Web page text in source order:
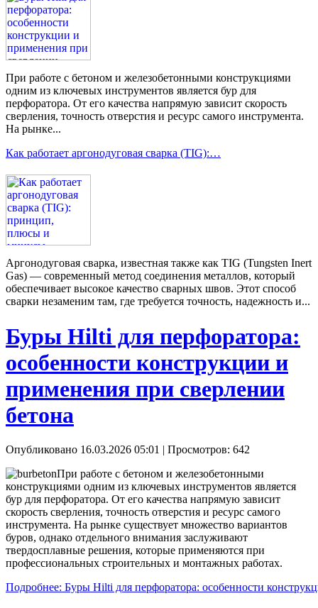
При работе с бетоном и железобетонными конструкциями
одним из ключевых инструментов является бур для
перфоратора. От его качества напрямую зависит скорость
сверления, точность отверстия и ресурс самого инструмента.
На рынке...
Как работает аргонодуговая сварка (TIG):…
Аргонодуговая сварка, известная также как TIG (Tungsten Inert
Gas) — современный метод соединения металлов, который
обеспечивает высокое качество сварных швов. Этот способ
сварки незаменим там, где требуется точность, надежность и...
Буры Hilti для перфоратора:
особенности конструкции и
применения при сверлении
бетона
Опубликовано 16.03.2026 05:01 | Просмотров: 642
При работе с бетоном и железобетонными
конструкциями одним из ключевых инструментов является
бур для перфоратора. От его качества напрямую зависит
скорость сверления, точность отверстия и ресурс самого
инструмента. На рынке существует множество вариантов
буров, однако отдельного внимания заслуживают
твердосплавные решения, которые применяются при
профессиональных строительных и монтажных работах.
Подробнее: Буры Hilti для перфоратора: особенности